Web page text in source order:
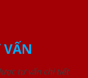
tư vấn chi tiết